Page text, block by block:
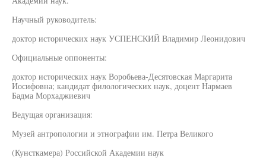
Научный руководитель:
доктор исторических наук УСПЕНСКИЙ Владимир Леонидович
Официальные оппоненты:
доктор исторических наук Воробьева-Десятовская Маргарита
Иосифовна; кандидат филологических наук, доцент Нармаев
Бадма Морхаджиевич
Ведущая организация:
Музей антропологии и этнографии им. Петра Великого
(Кунсткамера) Российской Академии наук